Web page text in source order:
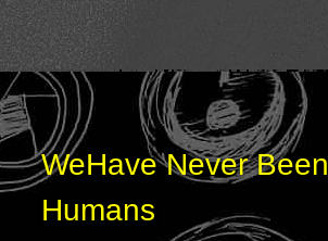
WeHave Never Been
Humans